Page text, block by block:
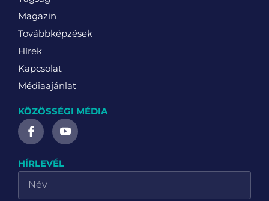
Magazin
Továbbképzések
Hírek
Kapcsolat
Médiaajánlat
KÖZÖSSÉGI MÉDIA
HÍRLEVÉL